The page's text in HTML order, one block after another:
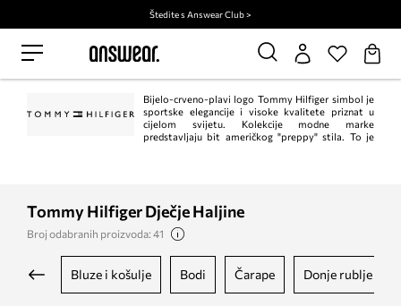
Štedite s Answear Club >
Bijelo-crveno-plavi logo Tommy Hilfiger simbol je
sportske elegancije i visoke kvalitete priznat u
cijelom svijetu. Kolekcije modne marke
predstavljaju bit američkog "preppy" stila. To je
Tommy Hilfiger Dječje Haljine
Broj odabranih proizvoda: 41
bluze i košulje bodi čarape donje rublje